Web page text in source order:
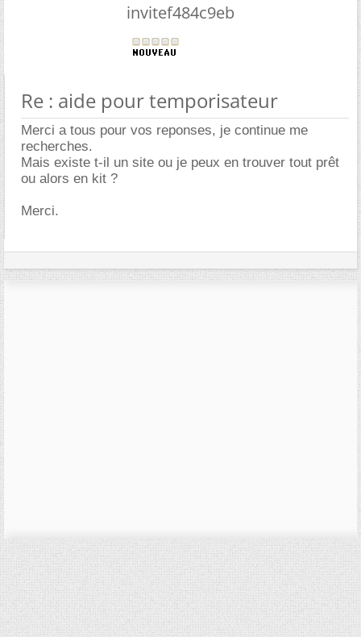
invitef484c9eb
Re : aide pour temporisateur
Merci a tous pour vos reponses, je continue me
recherches.
Mais existe t-il un site ou je peux en trouver tout prêt
ou alors en kit ?
Merci.